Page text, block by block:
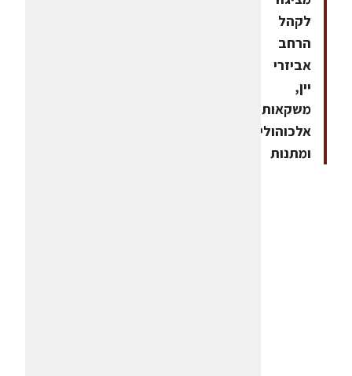
לקהל
הרחב
אביזרי
יין,
משקאות
אלכוהולים
ומתנות